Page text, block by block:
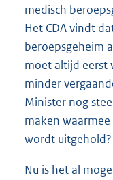
medisch
Het CDA vindt
beroepsgeheim
moet altijd eerst
minder
Minister nog
maken
wordt uitgehold?
Nu is het al